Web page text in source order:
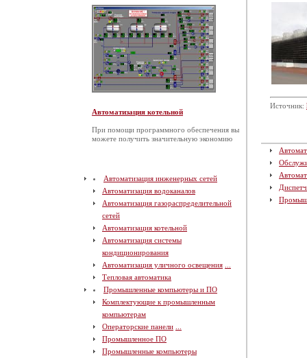
Автоматизация котельной
При помощи программного обеспечения вы
можете получить значительную экономию
Автоматизация инженерных сетей
Автоматизация водоканалов
Автоматизация газораспределительной
сетей
Автоматизация котельной
Автоматизация системы
кондиционирования
Автоматизация уличного освещения
Тепловая автоматика
Промышленные компьютеры и ПО
Комплектующие к промышленным
компьютерам
Операторские панели
Промышленное ПО
Промышленные компьютеры
Источник: